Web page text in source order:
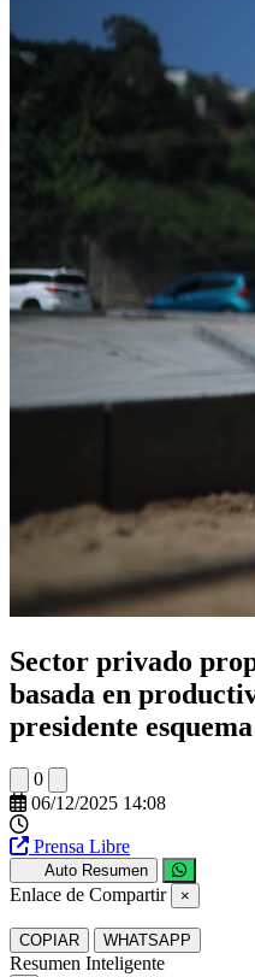
Sector privado
basada en
presidente
0
06/12/2025 14:08
Prensa Libre
Auto Resumen
Enlace de Compartir ×
COPIAR WHATSAPP
Resumen Inteligente